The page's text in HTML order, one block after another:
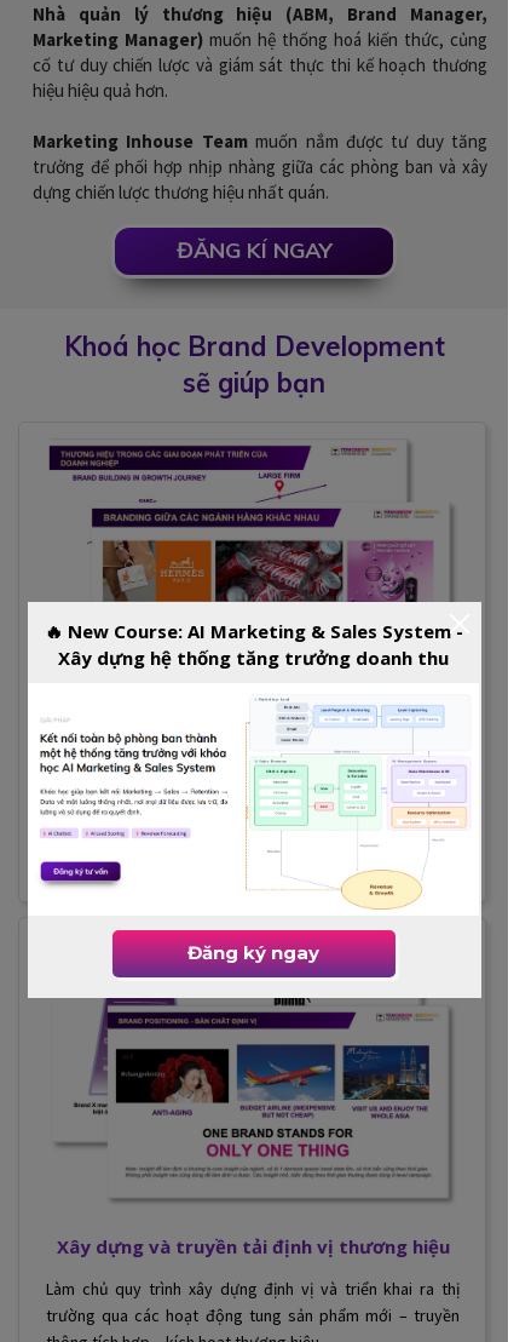
Nhà quản lý thương hiệu (ABM, Brand Manager,
Marketing Manager) muốn hệ thống hoá kiến thức, củng
cố tư duy chiến lược và giám sát thực thi kế hoạch thương
hiệu hiệu quả hơn.
Marketing Inhouse Teammuốn nắm được tư duy tăng
trưởng để phối hợp nhịp nhàng giữa các phòng ban và xây
dựng chiến lược thương hiệu nhất quán.
ĐĂNG KÍ NGAY
Khoá học Brand Development
sẽ giúp bạn
Nắm được bản chất và phương pháp xây dựng thương
hiệu trong các ngành hàng và giai đoạn phát triển khác
nhau của doanh nghiệp từ startup, SME đến tập đoàn lớn.
Hiểu rõ đặc thù Branding theo ngành hàng
Làm chủ quy trình xây dựng định vị và triển khai ra thị
trường qua các hoạt động tung sản phẩm mới – truyền
Xây dựng và truyền tải định vị thương hiệu
🔥 New Course: AI Marketing & Sales System -
Xây dựng hệ thống tăng trưởng doanh thu
Đăng ký ngay